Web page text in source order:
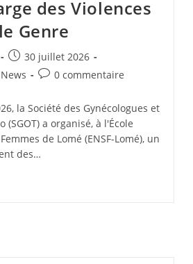
des Violences
Genre
30 juillet 2026
News 0 commentaire
la Société des Gynécologues et
(SGOT) a organisé, à l'École
de Lomé (ENSF-Lomé), un
des…